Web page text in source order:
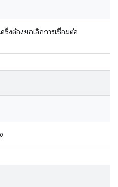
งต้องยกเลิกการเชื่อมต่อ